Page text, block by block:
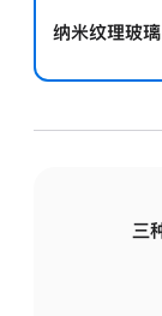
纳米纹理玻璃
三